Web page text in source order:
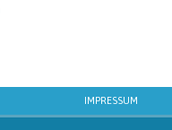
IMPRESSUM